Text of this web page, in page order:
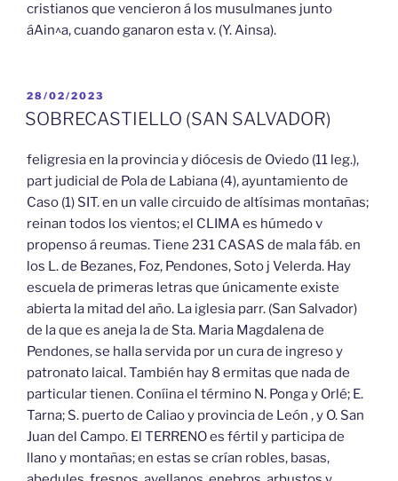
cristianos que vencieron á los musulmanes junto
áAin^a, cuando ganaron esta v. (Y. Ainsa).
PUBLICADO
EL
28/02/2023
SOBRECASTIELLO (SAN SALVADOR)
feligresia en la provincia y diócesis de Oviedo (11 leg.),
part judicial de Pola de Labiana (4), ayuntamiento de
Caso (1) SIT. en un valle circuido de altísimas montañas;
reinan todos los vientos; el CLIMA es húmedo v
propenso á reumas. Tiene 231 CASAS de mala fáb. en
los L. de Bezanes, Foz, Pendones, Soto j Velerda. Hay
escuela de primeras letras que únicamente existe
abierta la mitad del año. La iglesia parr. (San Salvador)
de la que es aneja la de Sta. Maria Magdalena de
Pendones, se halla servida por un cura de ingreso y
patronato laical. También hay 8 ermitas que nada de
particular tienen. Coníina el término N. Ponga y Orlé; E.
Tarna; S. puerto de Caliao y provincia de León , y O. San
Juan del Campo. El TERRENO es fértil y participa de
llano y montañas; en estas se crían robles, basas,